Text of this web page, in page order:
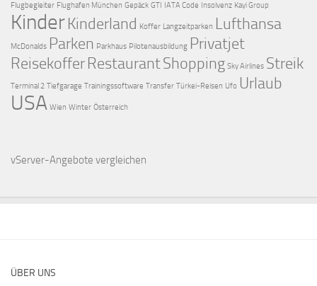
Flugbegleiter Flughafen München Gepäck GTI IATA Code Insolvenz Kayi Group
KinderKinderland Koffer Langzeitparken Lufthansa
McDonalds Parken Parkhaus Pilotenausbildung Privatjet
ReisekofferRestaurantShopping Sky Airlines Streik
Terminal 2 Tiefgarage Trainingssoftware Transfer Türkei-Reisen Ufo Urlaub
USA Wien Winter Österreich
vServer-Angebote vergleichen
ÜBER UNS